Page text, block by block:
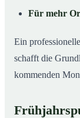
Für mehr
Ein
schafft die
kommenden